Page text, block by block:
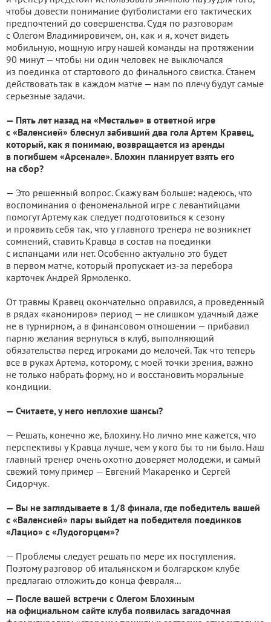
чтобы довести понимание футболистами его тактических
предпочтений до совершенства. Судя по разговорам
с Олегом Владимировичем, он, как и я, хочет видеть
мобильную, мощную игру нашей команды на протяжении
90 минут — чтобы ни один человек не выключался
из поединка от стартового до финального свистка. Станем
действовать так в каждом матче — нам по плечу будут самые
серьезные задачи.
— Пять лет назад на «Месталье» в ответной игре
с «Валенсией» блеснул забивший два гола Артем Кравец,
который, как я понимаю, возвращается из аренды
в погибшем «Арсенале». Блохин планирует взять его
на сбор?
— Это решенный вопрос. Скажу вам больше: надеюсь, что
воспоминания о феноменальной игре с левантийцами
помогут Артему как следует подготовиться к сезону
и проявить себя так, что у главного тренера не возникнет
сомнений, ставить Кравца в состав на поединки
с испанцами или нет. Особенно актуально это будет
в первом матче, который пропускает из-за перебора
карточек Андрей Ярмоленко.
От травмы Кравец окончательно оправился, а проведенный
в рядах «канониров» период — не слишком удачный даже
не в турнирном, а в финансовом отношении — прибавил
парню желания вернуться в клуб, выполняющий
обязательства перед игроками до мелочей. Так что теперь
все в руках Артема, которому, с моей точки зрения, важно
не только набрать форму, но и восстановить моральные
кондиции.
— Считаете, у него неплохие шансы?
— Решать, конечно же, Блохину. Но лично мне кажется, что
перспективы у Кравца лучше, чем у кого бы то ни было. Наш
главный тренер очень охотно доверяет молодежи, и самый
свежий тому пример — Евгений Макаренко и Сергей
Сидорчук.
— Вы не заглядываете в 1/8 финала, где победитель вашей
с «Валенсией» пары выйдет на победителя поединков
«Лацио» с «Лудогорцем»?
— Проблемы следует решать по мере их поступления.
Поэтому разговор об итальянском и болгарском клубе
предлагаю отложить до конца февраля...
— После вашей встречи с Олегом Блохиным
на официальном сайте клуба появилась загадочная